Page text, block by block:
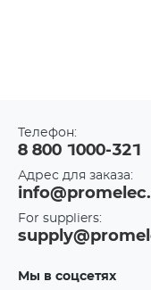
Телефон:
8 800 1000-321
Адрес для заказа:
For suppliers:
Мы в соцсетях